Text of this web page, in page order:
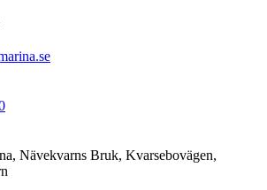
Nävekvarns Bruk, Kvarsebovägen,